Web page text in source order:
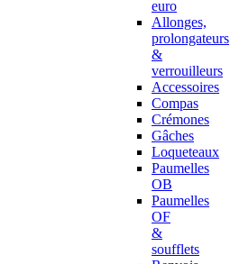
euro
Allonges,
prolongateurs
&
verrouilleurs
Accessoires
Compas
Crémones
Gâches
Loqueteaux
Paumelles
OB
Paumelles
OF
&
soufflets